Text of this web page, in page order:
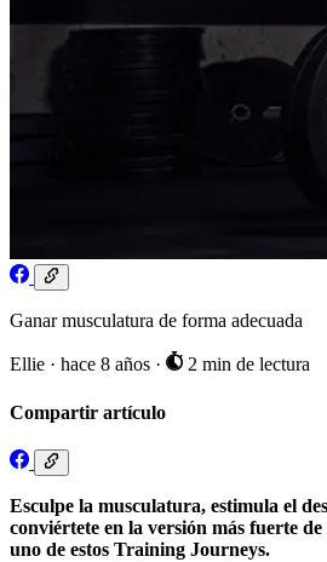
Ganar musculatura de forma adecuada
Ellie · hace 8 años · 2 min de lectura
Compartir artículo
Esculpe la musculatura, estimula el
conviértete en la versión más fuerte
uno de estos Training Journeys.